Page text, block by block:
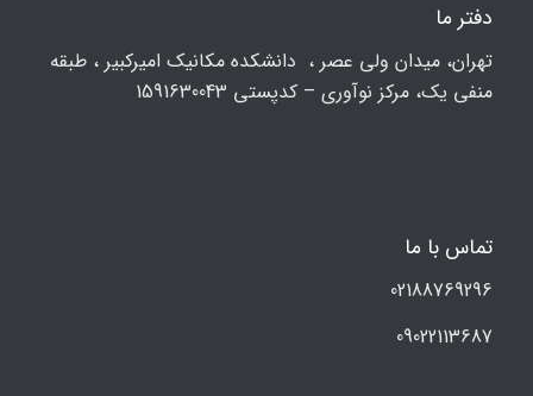
دفتر ما
تهران، ميدان ولي عصر ، دانشکده مكانيك امیرکبیر ، طبقه
منفی یک، مرکز نوآوری – کدپستی 1591630043
تماس با ما
02188769296
09022113687